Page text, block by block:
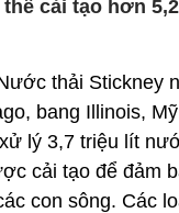
thể cải tạo hơn
thải Stickney
bang Illinois,
lý 3,7 triệu lít
cải tạo để đảm
con sông. Các